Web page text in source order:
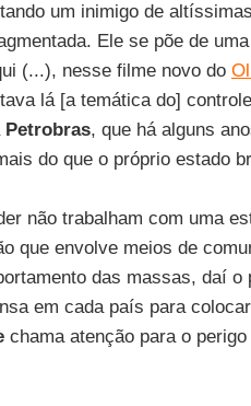
um inimigo de
Ele se põe de
(...), nesse filme novo do
lá [a temática do]
Petrobras, que há alguns
do que o próprio estado
não trabalham com uma
que envolve meios de
das massas, daí o
em cada país para
chama atenção para o